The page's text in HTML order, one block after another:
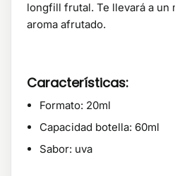
longfill frutal. Te llevará a un
aroma afrutado.
Características:
Formato: 20ml
Capacidad botella: 60ml
Sabor: uva